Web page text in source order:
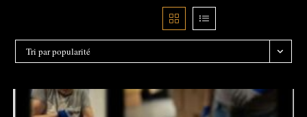
Tri par popularité